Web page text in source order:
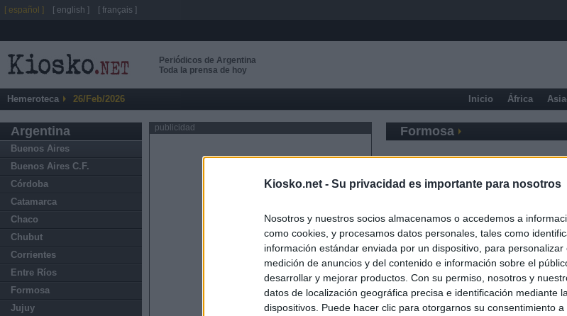
Kiosko.net - Su privacidad es importante para nosotros
Nosotros y nuestros socios almacenamos o accedemos a
como cookies, y procesamos datos personales, tales como
información estándar enviada por un dispositivo, para personalizar
medición de anuncios y del contenido e información sobre el
desarrollar y mejorar productos. Con su permiso, nosotros y
datos de localización geográfica precisa e identificación mediante
dispositivos. Puede hacer clic para otorgarnos su consentimiento
Periódicos de Argentina
Toda la prensa de hoy
Hemeroteca 26/Feb/2026 Inicio África
Argentina
Buenos Aires
Buenos Aires C.F.
Córdoba
Catamarca
Chaco
Chubut
Corrientes
Entre Ríos
Formosa
Jujuy
publicidad Formosa
[ español ] [ english ] [ français ]